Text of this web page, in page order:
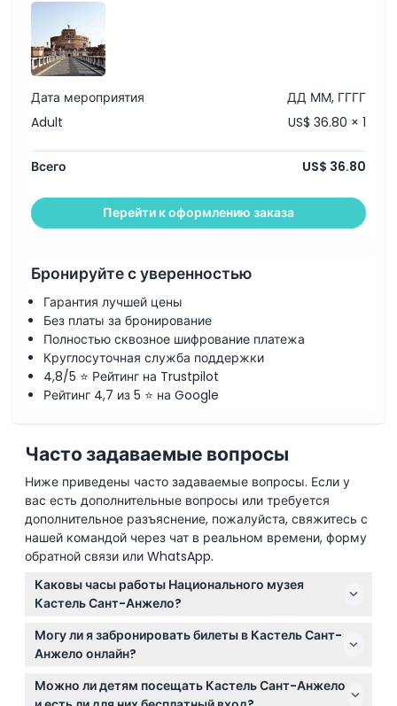
Часы работы
Вещи, которые нужно знать
Политика отмены
Дата мероприятия
ДД ММ, ГГГГ
Adult
US$ 36.80 × 1
Всего US$ 36.80
Перейти к оформлению заказа
Бронируйте с уверенностью
Гарантия лучшей цены
Без платы за бронирование
Полностью сквозное шифрование платежа
Круглосуточная служба поддержки
4,8/5 ⭐ Рейтинг на Trustpilot
Рейтинг 4,7 из 5 ⭐ на Google
Часто задаваемые вопросы
Ниже приведены часто задаваемые вопросы. Если у
вас есть дополнительные вопросы или требуется
дополнительное разъяснение, пожалуйста, свяжитесь с
нашей командой через чат в реальном времени, форму
обратной связи или WhatsApp.
Каковы часы работы Национального музея
Кастель Сант-Анжело?
Музей открыт со вторника по воскресенье с 9:00 до
19:30, последний вход — в 18:30. Музей закрыт по
понедельникам, 1 января, 1 мая и 25 декабря (могут
быть изменения — пожалуйста, уточняйте при
Могу ли я забронировать билеты в Кастель Сант-
Анжело онлайн?
Да, вы можете купить билеты онлайн прямо здесь
для удобного входа, и рекомендуется бронировать
Можно ли детям посещать Кастель Сант-Анжело